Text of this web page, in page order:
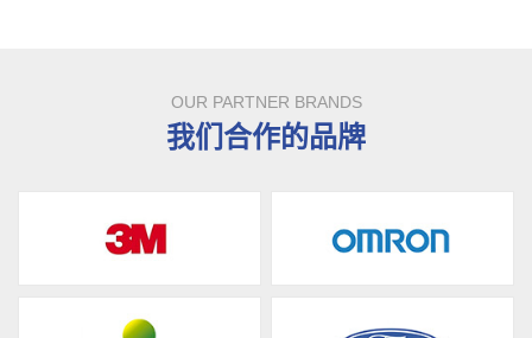
OUR PARTNER BRANDS
我们合作的品牌